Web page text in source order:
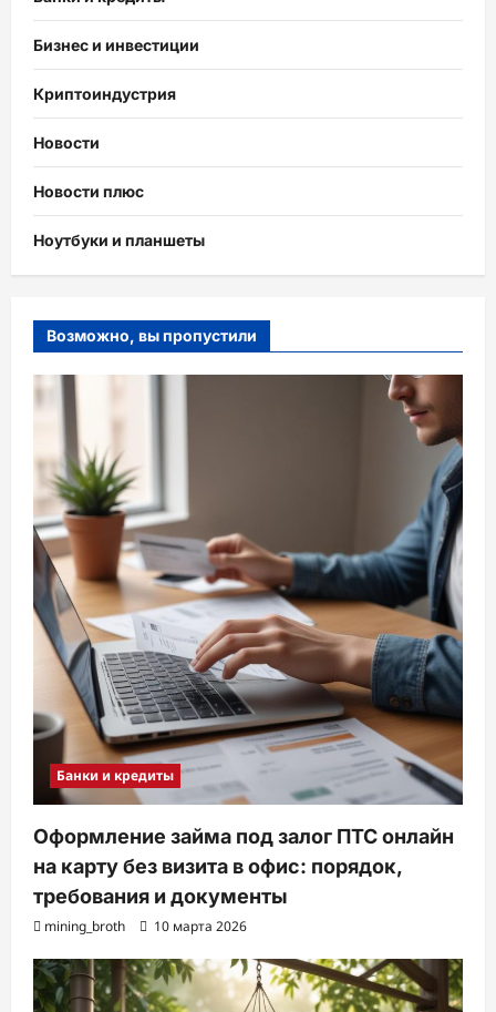
Бизнес и инвестиции
Криптоиндустрия
Новости
Новости плюс
Ноутбуки и планшеты
Возможно, вы пропустили
Банки и кредиты
Оформление займа под залог ПТС онлайн
на карту без визита в офис: порядок,
требования и документы
mining_broth 10 марта 2026